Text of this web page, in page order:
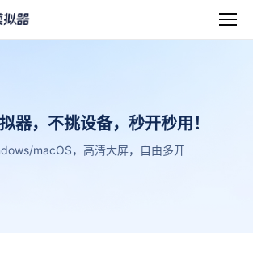
器，不挑设备，秒开秒用！
macOS，高清大屏，自由多开